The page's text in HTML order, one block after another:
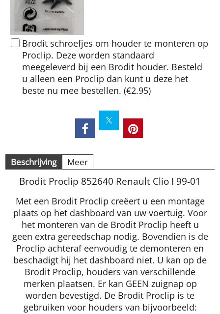
Brodit schroefjes om houder te monteren op
Proclip. Deze worden standaard
meegeleverd bij een Brodit houder. Besteld
u alleen een Proclip dan kunt u deze het
beste nu mee bestellen. (€2.95)
Beschrijving Meer
Brodit Proclip 852640 Renault Clio I 99-01
Met een Brodit Proclip creëert u een montage
plaats op het dashboard van uw voertuig. Voor
het monteren van de Brodit Proclip heeft u
geen extra gereedschap nodig. Bovendien is de
Proclip achteraf eenvoudig te demonteren en
beschadigt hij het dashboard niet. U kan op de
Brodit Proclip, houders van verschillende
merken plaatsen. Er kan GEEN zuignap op
worden bevestigd. De Brodit Proclip is te
gebruiken voor houders van bijvoorbeeld: